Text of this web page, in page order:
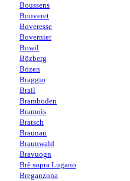
Boussens
Bouveret
Boveresse
Bovernier
Bowil
Bözberg
Bözen
Braggio
Brail
Bramboden
Bramois
Bratsch
Braunau
Braunwald
Bravuogn
Brè sopra Lugano
Breganzona